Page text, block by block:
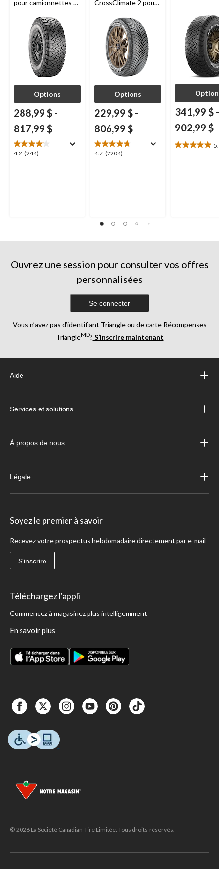
pour camionnettes et
Options
288,99 $ -
817,99 $
4.2 (244)
4.2
CrossClimate 2 pour
et multisegments
Options
229,99 $ -
806,99 $
4.7 (2204)
4.7
341,99 $ -
902,99 $
5.0
Ouvrez une session pour consulter vos offres
personnalisées
Se connecter
Vous n’avez pas d’identifiant Triangle ou de carte Récompenses
TriangleMD? S’inscrire maintenant
Aide
Services et solutions
À propos de nous
Légale
Soyez le premier à savoir
Recevez votre prospectus hebdomadaire directement par e-mail
S'inscrire
Téléchargez l'appli
Commencez à magasinez plus intelligemment
En savoir plus
© 2026 La Société Canadian Tire Limitée. Tous droits réservés.